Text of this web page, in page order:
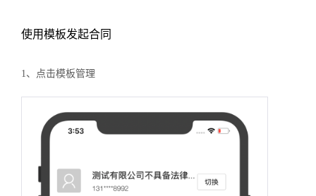
使用模板发起合同
1、点击模板管理